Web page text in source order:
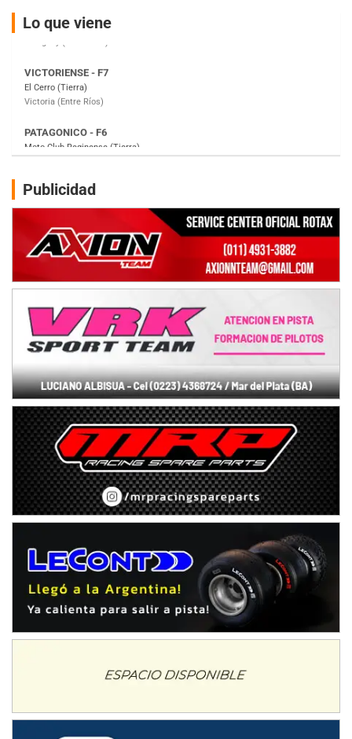
entradas
Lo que viene
El Cerro (Tierra)
Victoria (Entre Ríos)
Moto Club Reginense (Tierra)
Gral. E. Godoy (Río Negro)
Juventud Unida (Tierra)
Humboldt (Santa Fe)
Ciudad de Avellaneda (Asfalto)
Avellaneda (Santa Fe)
SUR SANTAFESINO - F4
José Samuel Sánchez (Tierra)
Juan Navarro (Asfalto)
El Timbó (Tucumán)
08/09-AGO
IAME SERIES ARGENTINA 6
Ramiro Tot (Asfalto)
Baradero (Buenos Aires)
KDO - F6
Ciudad de Trenque Lauquen (Asfalto)
Trenque Lauquen (Buenos Aires)
ENTRERRIANO - F6 (POSTERGADA)
Villaguay (Entre Ríos)
VICTORIENSE - F7
El Cerro (Tierra)
Victoria (Entre Ríos)
PATAGONICO - F6
Gral. E. Godoy (Río Negro)
Juventud Unida (Tierra)
Publicidad